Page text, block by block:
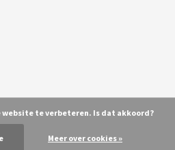
website te verbeteren. Is dat akkoord?
Meer over cookies »